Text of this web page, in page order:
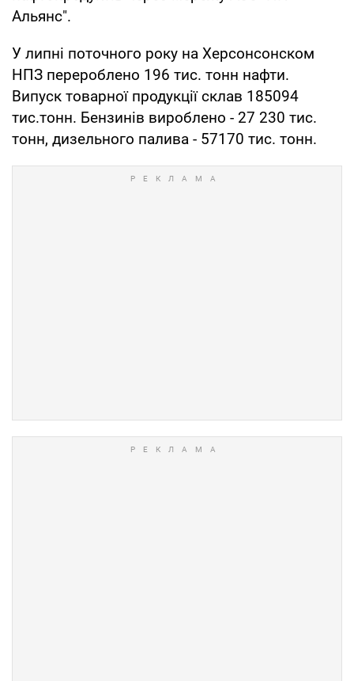
Альянс".
У липні поточного року на Херсонсонском
НПЗ перероблено 196 тис. тонн нафти.
Випуск товарної продукції склав 185094
тис.тонн. Бензинів вироблено - 27 230 тис.
тонн, дизельного палива - 57170 тис. тонн.